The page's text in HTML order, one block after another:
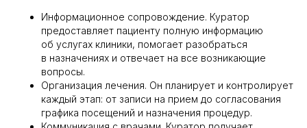
Информационное сопровождение. Куратор
предоставляет пациенту полную информацию
об услугах клиники, помогает разобраться
в назначениях и отвечает на все возникающие
вопросы.
Организация лечения. Он планирует и контролирует
каждый этап: от записи на прием до согласования
графика посещений и назначения процедур.